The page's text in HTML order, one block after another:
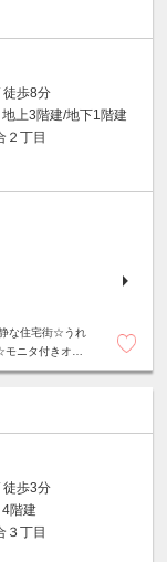
徒歩8分
上3階建/地下1階建
２丁目
な住宅街☆うれ
ニタ付きオー
徒歩3分
階建
３丁目